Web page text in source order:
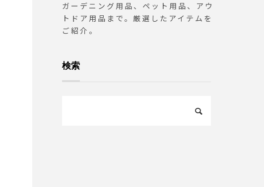
ガーデニング用品、ペット用品、アウ
トドア用品まで。厳選したアイテムを
ご紹介。
検索